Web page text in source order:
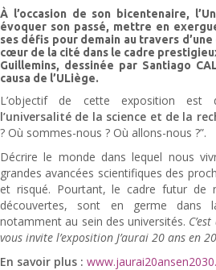
À l’occasion de son bicentenaire,
évoquer son passé, mettre en
ses défis pour demain au travers
cœur de la cité dans le cadre
Guillemins, dessinée par Santiago
causa de l’ULiège.
L’objectif de cette exposition est
l’universalité de la science et de la
? Où sommes-nous ? Où allons-nous ?”.
Décrire le monde dans lequel nous
grandes avancées scientifiques des
et risqué. Pourtant, le cadre futur de
découvertes, sont en germe dans la
notamment au sein des universités.
vous invite l’exposition J’aurai 20 ans en
En savoir plus :